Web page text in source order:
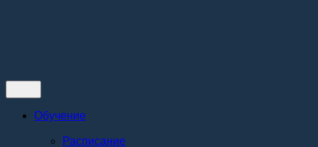
Обучение
Расписание